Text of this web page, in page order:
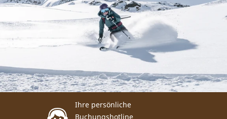
Ausstattung
Lage / Anreise
Winter
Sommer
Facebook
Ihre persönliche
Buchungshotline